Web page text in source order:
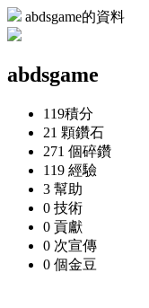
abdsgame的資料
abdsgame
119積分
21 顆鑽石
271 個碎鑽
119 經驗
3 幫助
0 技術
0 貢獻
0 次宣傳
0 個金豆